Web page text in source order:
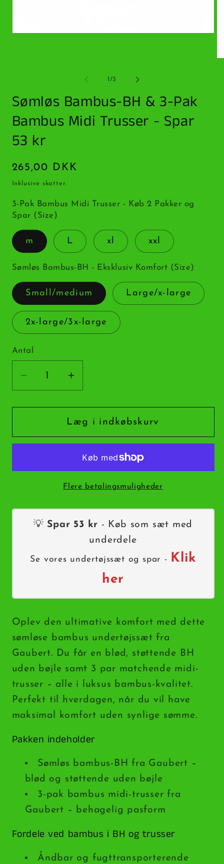
1 /af
3
Sømløs Bambus-BH & 3-Pak
Bambus Midi Trusser - Spar
53 kr
Normalpris
265,00 DKK
Inklusive skatter.
3-Pak Bambus Midi Trusser - Køb 2 Pakker og
Spar (Size)
m L xl xxl
Sømløs Bambus-BH - Eksklusiv Komfort (Size)
Small/medium Large/x-large
2x-large/3x-large
Antal
Antal
Reducer
antallet
for
Bambus-
Midi
Trusser
Spar
Øg
antallet
for
Sømløs
Bambus-
&amp;
Pak
Midi
Trusser
Spar
Læg i indkøbskurv
Flere betalingsmuligheder
💡Spar 53 kr - Køb som sæt med
underdele
Se vores undertøjssæt og spar - Klik
her
Oplev den ultimative komfort med dette
sømløse bambus undertøjssæt fra
Gaubert. Du får en blød, støttende BH
uden bøjle samt 3 par matchende midi-
trusser – alle i luksus bambus-kvalitet.
Perfekt til hverdagen, når du vil have
maksimal komfort uden synlige sømme.
Pakken indeholder
Sømløs bambus-BH fra Gaubert –
blød og støttende uden bøjle
3-pak bambus midi-trusser fra
Gaubert – behagelig pasform
Fordele ved bambus i BH og trusser
Åndbar og fugttransporterende